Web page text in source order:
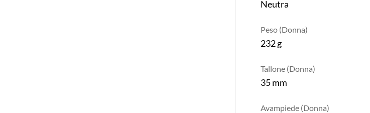
Neutra
Peso (Donna)
232 g
Tallone (Donna)
35 mm
Avampiede (Donna)